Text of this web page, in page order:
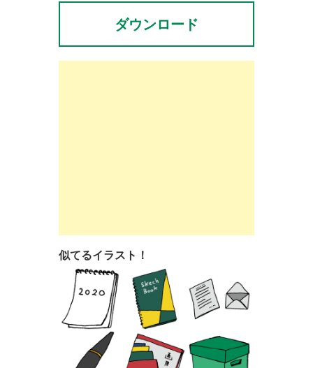
ダウンロード
似てるイラスト！